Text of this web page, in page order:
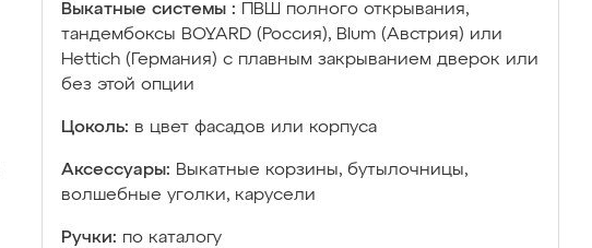
Выкатные системы :
ПВШ полного открывания,
тандембоксы BOYARD (Россия), Blum (Австрия) или
Hettich (Германия) с плавным закрыванием дверок или
без этой опции
Цоколь: в цвет фасадов или корпуса
Аксессуары: Выкатные корзины, бутылочницы,
волшебные уголки, карусели
Ручки: по каталогу